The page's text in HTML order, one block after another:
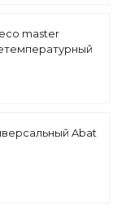
master
Abat